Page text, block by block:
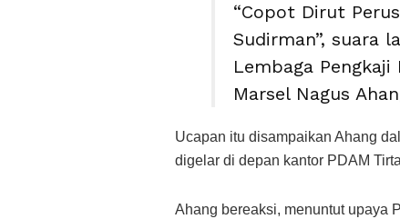
“Copot Dirut
Sudirman”, suara
Lembaga Pengkaji
Marsel Nagus
Ucapan itu disampaikan Ahang
digelar di depan kantor PDAM
Ahang bereaksi, menuntut upaya